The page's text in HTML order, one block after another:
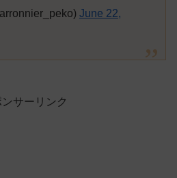
June 22,
ンサーリンク